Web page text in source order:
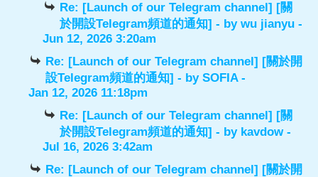
Re: [Launch of our Telegram channel] [關
於開設Telegram頻道的通知] - bywu jianyu -
Jun 12, 2026 3:20am
Re: [Launch of our Telegram channel] [關於開
設Telegram頻道的通知] - bySOFIA-
Jan 12, 2026 11:18pm
Re: [Launch of our Telegram channel] [關
於開設Telegram頻道的通知] - by kavdow-
Jul 16, 2026 3:42am
Re: [Launch of our Telegram channel] [關於開